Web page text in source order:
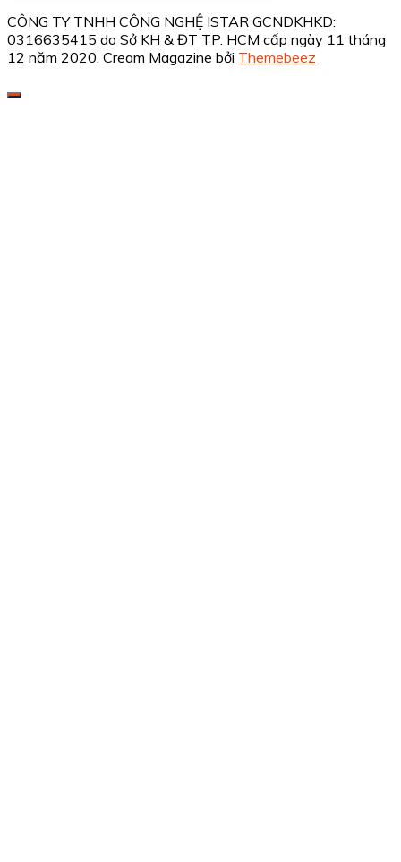
CÔNG TY TNHH CÔNG NGHỆ ISTAR GCNDKHKD:
0316635415 do Sở KH & ĐT TP. HCM cấp ngày 11 tháng
12 năm 2020. Cream Magazine bởi Themebeez